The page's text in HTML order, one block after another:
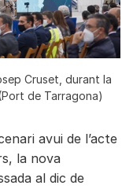
Cruset, durant la
de Tarragona)
avui de l’acte
la nova
al dic de